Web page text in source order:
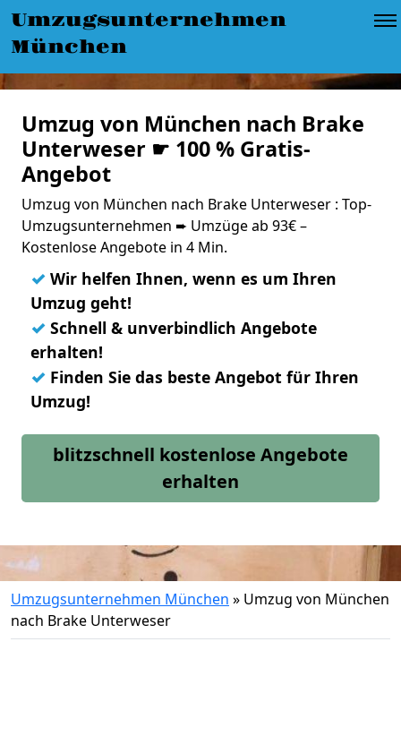
Umzugsunternehmen
München
Umzug von München nach Brake
Unterweser ☛ 100 % Gratis-
Angebot
Umzug von München nach Brake Unterweser : Top-
Umzugsunternehmen ➨ Umzüge ab 93€ –
Kostenlose Angebote in 4 Min.
✓ Wir helfen Ihnen, wenn es um Ihren
Umzug geht!
✓ Schnell & unverbindlich Angebote
erhalten!
✓ Finden Sie das beste Angebot für Ihren
Umzug!
blitzschnell kostenlose Angebote
erhalten
Umzugsunternehmen München » Umzug von München
nach Brake Unterweser